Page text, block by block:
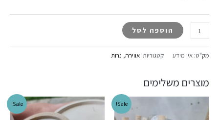
הוספה לסל
מק"ט: אין מידע קטגוריות: אווירה, נרות
מוצרים משלימים
Sale!
Sale!